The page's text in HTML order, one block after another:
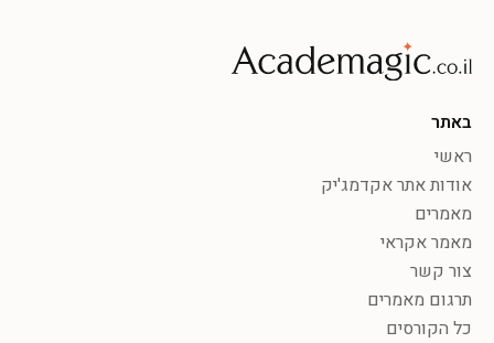
באתר
ראשי
אודות אתר אקדמג'יק
מאמרים
מאמר אקראי
צור קשר
תרגום מאמרים
כל הקורסים